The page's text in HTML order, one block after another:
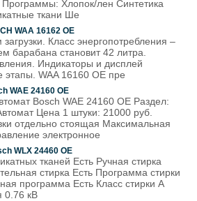
Программы: Хлопок/лен Синтетика
ткани Ше
WAA 16162 OE
Класс энергопотребления –
становит 42 литра.
Индикаторы и дисплей
этапы. WAA 16160 OE пре
WAE 24160 OE
Bosch WAE 24160 OE Раздел:
Цена 1 штуки: 21000 руб.
отдельно стоящая Максимальная
электронное
WLX 24460 OE
тканей Есть Ручная стирка
стирка Есть Программа стирки
программа Есть Класс стирки A
0.76 кВ